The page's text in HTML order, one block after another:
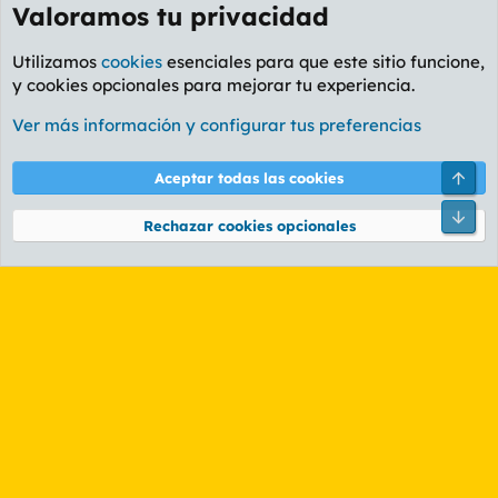
Foro Ocio y Cultura
Cookies
PL OLDSTYLE AMARILLO
Términos y reglas Política de privacidad Ayuda
Community platform by XenForo® © 2010-2026 XenForo Ltd.
Valoramos tu privacidad
Utilizamos cookies esenciales para que este sitio funcione,
y cookies opcionales para mejorar tu experiencia.
Ver más información y configurar tus preferencias
Aceptar todas las cookies
Rechazar cookies opcionales
Pie